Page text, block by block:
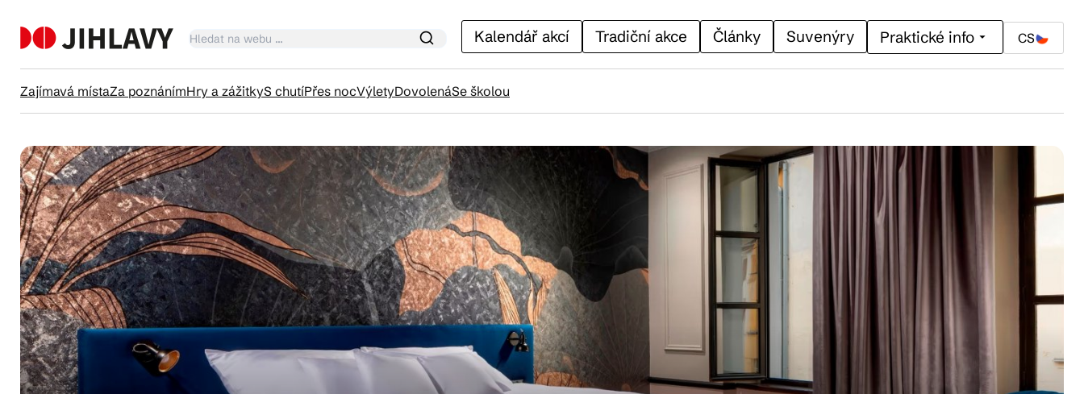
Kalendář akcí Tradiční akce Články Suvenýry Praktické info CS
Zajímavá místaZa poznánímHry a zážitkyS chutíPřes nocVýletyDovolenáSe školou
Kalendář akcí
Tradiční akce
Články
Suvenýry